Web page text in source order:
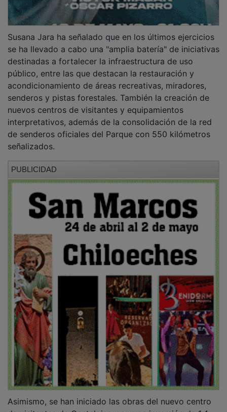
se ha llevado a cabo una "amplia batería" de iniciativas
destinadas a fortalecer la infraestructura de uso
público, entre las que destacan la restauración y
acondicionamiento de áreas recreativas, miradores,
senderos y pistas forestales. También la creación de
nuevos centros de visitantes y equipamientos
interpretativos, además de la consolidación de la red
de senderos oficiales del Parque con 550 kilómetros
señalizados.
de visitantes de Cantalojas, con una inversión de 1,4